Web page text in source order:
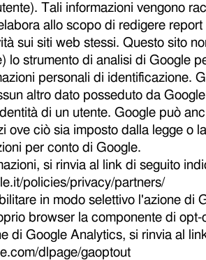
Tali informazioni vengono
allo scopo di redigere
sui siti web stessi. Questo sito
lo strumento di analisi di Google
personali di identificazione.
altro dato posseduto da
di un utente. Google può
ove ciò sia imposto dalla legge o
per conto di Google.
si rinvia al link di seguito
policies/privacy/partners/
in modo selettivo l'azione di
browser la componente di
di Google Analytics, si rinvia al
dlpage/gaoptout